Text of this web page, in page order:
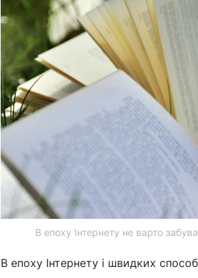
В епоху Інтернету не варто
В епоху Інтернету і швидких